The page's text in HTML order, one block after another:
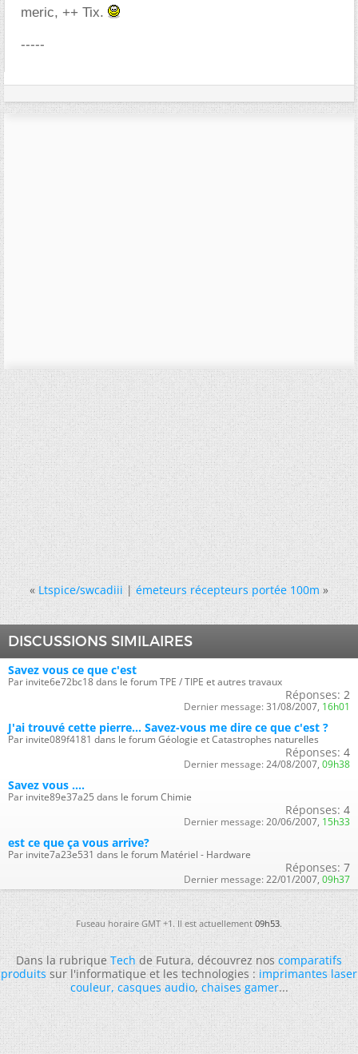
meric, ++ Tix.
-----
« Ltspice/swcadiii|émeteurs récepteurs portée 100m »
DISCUSSIONS SIMILAIRES
Savez vous ce que c'est
Par invite6e72bc18 dans le forum TPE / TIPE et autres travaux
Réponses: 2
Dernier message: 31/08/2007, 16h01
J'ai trouvé cette pierre... Savez-vous me dire ce que c'est ?
Par invite089f4181 dans le forum Géologie et Catastrophes naturelles
Réponses: 4
Dernier message: 24/08/2007, 09h38
Savez vous ....
Par invite89e37a25 dans le forum Chimie
Réponses: 4
Dernier message: 20/06/2007, 15h33
est ce que ça vous arrive?
Par invite7a23e531 dans le forum Matériel - Hardware
Réponses: 7
Dernier message: 22/01/2007, 09h37
Fuseau horaire GMT +1. Il est actuellement09h53.
Dans la rubriqueTechde Futura, découvrez noscomparatifs
produitssur l'informatique et les technologies :imprimantes laser
couleur,casques audio,chaises gamer...